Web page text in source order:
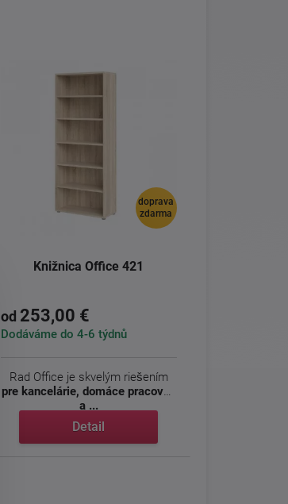
doprava
zdarma
Knižnica Office 421
od 253,00 €
Dodáváme do 4-6 týdnů
Rad Office je skvelým riešením
pre kancelárie, domáce pracovne
a ...
Detail